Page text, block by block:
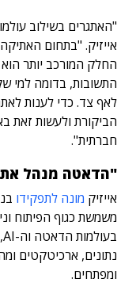
אייזיק. "בתחום
החלק המורכב יותר
התשובות, בדומה למי
לאף צד. כדי לענות
הביקורת ולעשות זאת
חברתית".
"הדאטה מנהל
אייזיק מונה לתפקידו
משמשת כגוף הפיתוח
נתונים, ארכיטקטים
ומפתחים.